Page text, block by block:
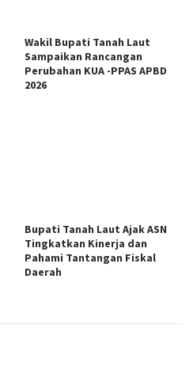
Wakil Bupati Tanah Laut
Sampaikan Rancangan
Perubahan KUA -PPAS APBD
2026
Bupati Tanah Laut Ajak ASN
Tingkatkan Kinerja dan
Pahami Tantangan Fiskal
Daerah